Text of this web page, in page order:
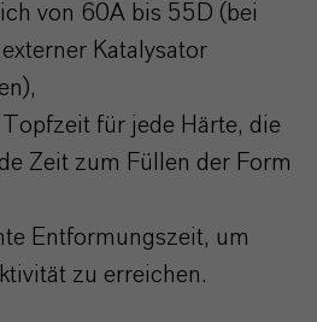
von 60A bis 55D (bei
Katalysator
für jede Härte, die
Zeit zum Füllen der Form
Entformungszeit, um
zu erreichen.